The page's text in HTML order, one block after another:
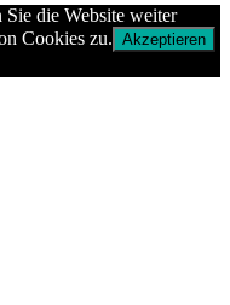
Sie die Website weiter
Cookies zu. Akzeptieren